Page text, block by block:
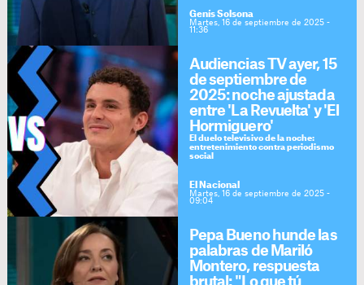
Genís Solsona
Martes, 16 de septiembre de 2025 -
11:36
Audiencias TV ayer, 15
de septiembre de
2025: noche ajustada
entre 'La Revuelta' y 'El
Hormiguero'
El duelo televisivo de la noche:
entretenimiento contra periodismo
social
El Nacional
Martes, 16 de septiembre de 2025 -
09:04
Pepa Bueno hunde las
palabras de Mariló
Montero, respuesta
brutal: "Lo que tú